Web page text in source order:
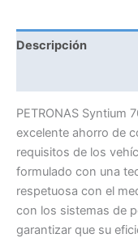
cantidad
Descripción
PETRONAS Syntium
excelente ahorro de
requisitos de los
formulado con una
respetuosa con el
con los sistemas de
garantizar que su